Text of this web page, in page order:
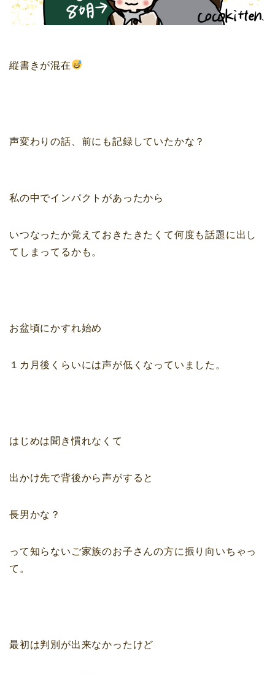
縦書きが混在
声変わりの話、前にも記録していたかな？
私の中でインパクトがあったから
いつなったか覚えておきたきたくて何度も話題に出し
てしまってるかも。
お盆頃にかすれ始め
１カ月後くらいには声が低くなっていました。
はじめは聞き慣れなくて
出かけ先で背後から声がすると
長男かな？
って知らないご家族のお子さんの方に振り向いちゃっ
て。
最初は判別が出来なかったけど